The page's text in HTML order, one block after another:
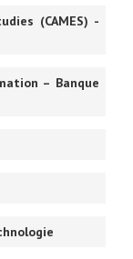
(CAMES) -
– Banque